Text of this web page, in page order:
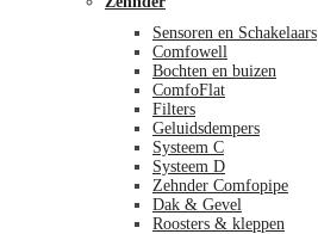
Sensoren en Schakelaars
Comfowell
Bochten en buizen
ComfoFlat
Filters
Geluidsdempers
Systeem C
Systeem D
Zehnder Comfopipe
Dak & Gevel
Roosters & kleppen